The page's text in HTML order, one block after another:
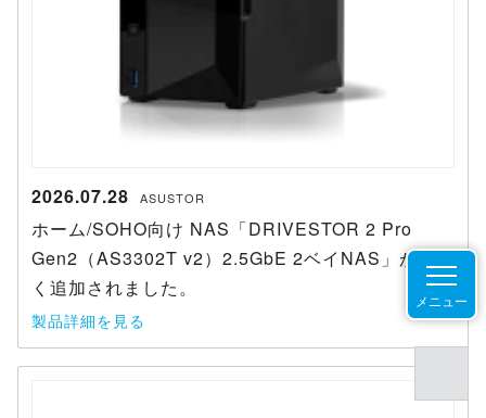
メニュー
2026.07.28 ASUSTOR
ホーム/SOHO向け NAS「DRIVESTOR 2 Pro
Gen2（AS3302T v2）2.5GbE 2ベイNAS」が新し
く追加されました。
製品詳細を見る